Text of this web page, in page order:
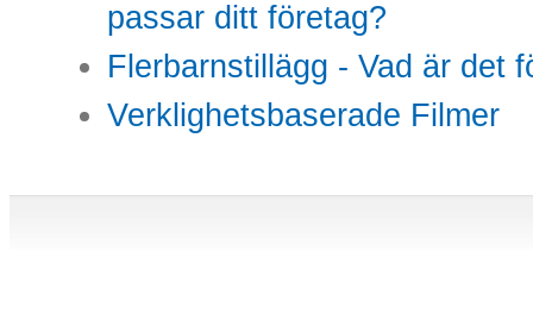
passar ditt företag?
Flerbarnstillägg - Vad är det
Verklighetsbaserade Filmer